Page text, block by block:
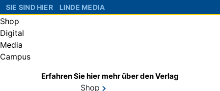
SIE SIND HIER LINDE MEDIA
Shop
Digital
Media
Campus
Erfahren Sie hier mehr über den Verlag
Shop